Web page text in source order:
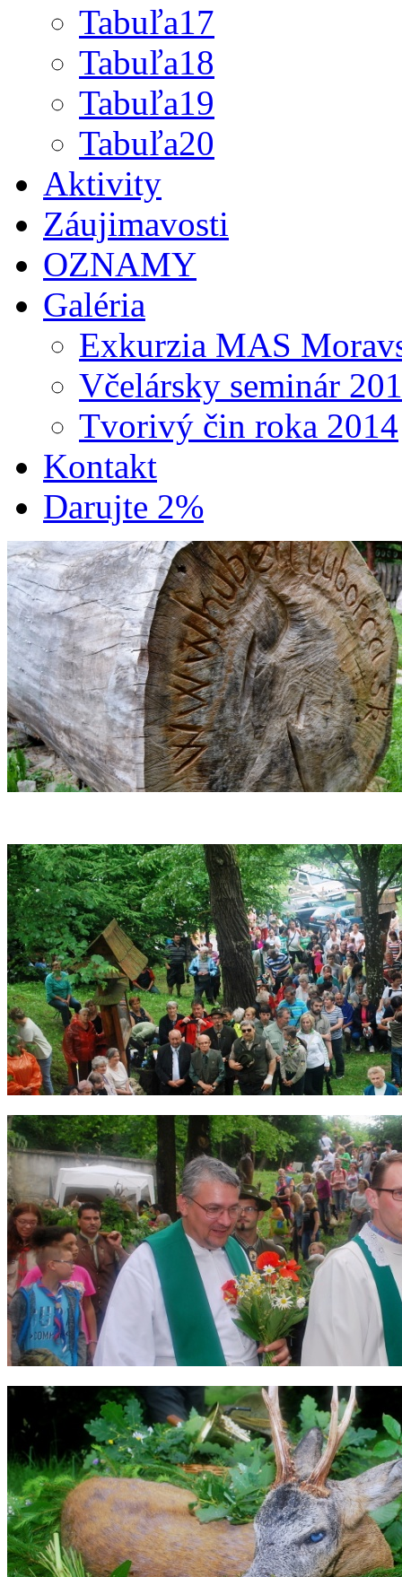
Tabuľa17
Tabuľa18
Tabuľa19
Tabuľa20
Aktivity
Záujimavosti
OZNAMY
Galéria
Exkurzia MAS
Včelársky seminár
Tvorivý čin roka 2014
Kontakt
Darujte 2%